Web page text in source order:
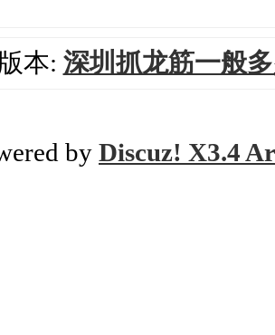
本: 深圳抓龙筋一般
by Discuz! X3.4